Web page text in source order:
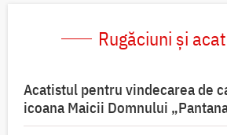
Rugăciuni și
Acatistul pentru vindecarea de
icoana Maicii Domnului